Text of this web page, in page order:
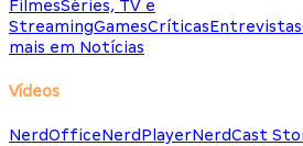
FilmesSéries, TV e
StreamingGamesCríticasEntrevistas
mais em Notícias
Vídeos
NerdOfficeNerdPlayerNerdCast